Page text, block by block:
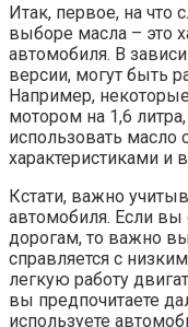
Итак, первое, на что
выборе масла – это
автомобиля. В
версии, могут быть
Например,
мотором на 1,6
использовать
характеристиками и
Кстати, важно
автомобиля. Если
дорогам, то важно
справляется с
легкую работу
вы предпочитаете
используете